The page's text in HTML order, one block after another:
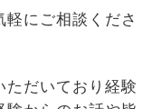
にご相談くださ
ただいており経験